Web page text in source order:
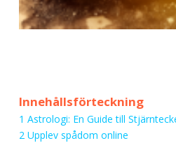
Innehållsförteckning
1 Astrologi: En Guide till
2 Upplev spådom online